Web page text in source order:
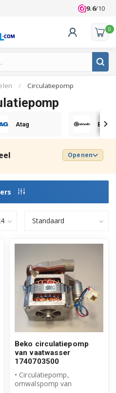
Klanten
9.6/10
0
/ Circulatiepomp
Atag
Openen
Beko circulatiepomp
van vaatwasser
1740703500
• Circulatiepomp,
omwalspomp van